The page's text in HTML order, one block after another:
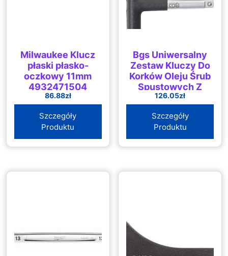
Milwaukee Klucz
płaski płasko-
oczkowy 11mm
4932471504
86.88zł
Szczegóły
Produktu
Bgs Uniwersalny
Zestaw Kluczy Do
Korków Oleju Śrub
Spustowych Z
Tworzywa Trzpień
Sześciokątny
6,3Mm (1/4″)
Czworokątny 10 (
9843
126.05zł
Szczegóły
Produktu